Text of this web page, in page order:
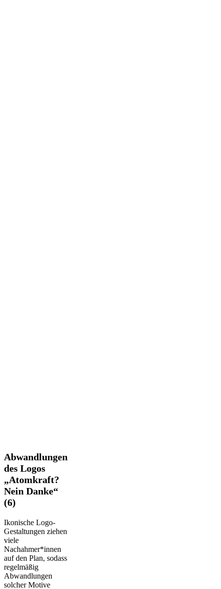
Abwandlungen
des
Logos
„Atomkraft?
Nein
Danke“
(6)
Abwandlungen
des Logos
„Atomkraft?
Nein Danke“
(6)
Ikonische Logo-
Gestaltungen ziehen
viele
Nachahmer*innen
auf den Plan, sodass
regelmäßig
Abwandlungen
solcher Motive